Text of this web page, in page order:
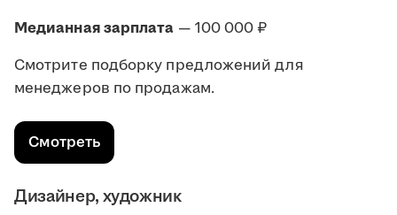
Медианная зарплата — 100 000 ₽
Смотрите подборку предложений для
менеджеров по продажам.
Смотреть
Дизайнер, художник